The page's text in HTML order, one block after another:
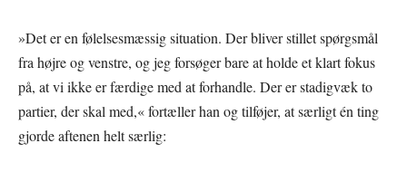
»Det er en følelsesmæssig situation. Der bliver stillet spørgsmål
fra højre og venstre, og jeg forsøger bare at holde et klart fokus
på, at vi ikke er færdige med at forhandle. Der er stadigvæk to
partier, der skal med,« fortæller han og tilføjer, at særligt én ting
gjorde aftenen helt særlig: